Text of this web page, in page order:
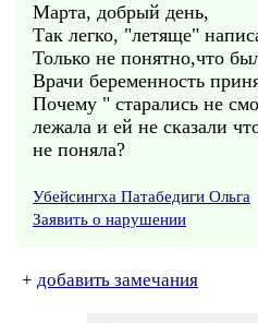
Марта, добрый день,
Так легко, "летяще"
Только не понятно,что
Врачи беременность
Почему " старались не
лежала и ей не сказали
не поняла?
Убейсингха Патабедиги Ольга
Заявить о нарушении
+ добавить замечания